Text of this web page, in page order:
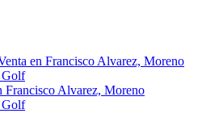
Francisco Alvarez, Moreno
Golf